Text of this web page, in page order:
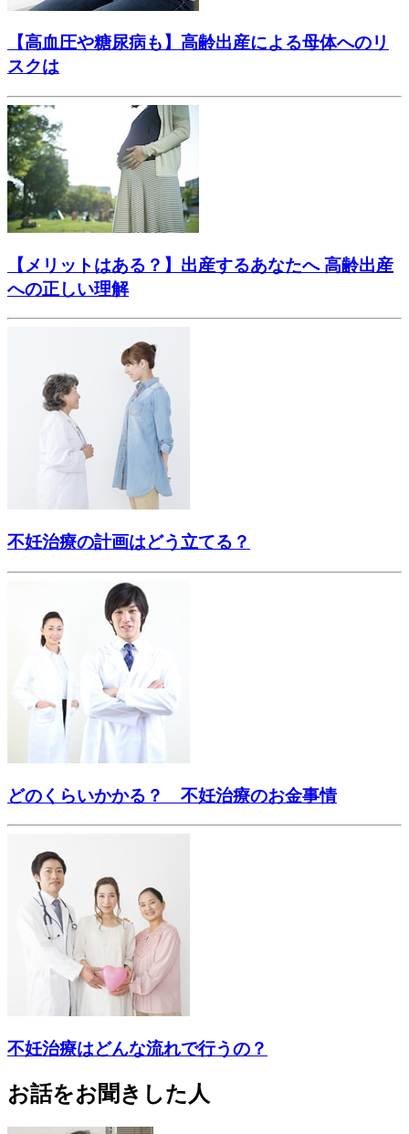
【高血圧や糖尿病も】高齢出産による母体へのリ
スクは
【メリットはある？】出産するあなたへ 高齢出産
への正しい理解
不妊治療の計画はどう立てる？
どのくらいかかる？ 不妊治療のお金事情
不妊治療はどんな流れで行うの？
お話をお聞きした人